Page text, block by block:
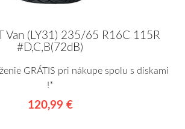
Van (LY31) 235/65 R16C 115R
#D,C,B(72dB)
GRÁTIS pri nákupe spolu s diskami
!*
120,99 €